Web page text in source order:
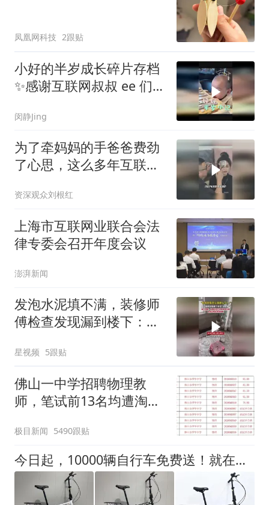
凤凰网科技 2跟贴
小好的半岁成长碎片存档
✨感谢互联网叔叔 ee 们的
闵静Jing
为了牵妈妈的手爸爸费劲
了心思，这么多年互联网
咔就没输过
资深观众刘根红
上海市互联网业联合会法
律专委会召开年度会议
澎湃新闻
发泡水泥填不满，装修师
傅检查发现漏到楼下：出
星视频 5跟贴
佛山一中学招聘物理教
师，笔试前13名均遭淘
聘，成立调查组全面核查
极目新闻 5490跟贴
今日起，10000辆自行车免费送！就在光谷山姆旁！